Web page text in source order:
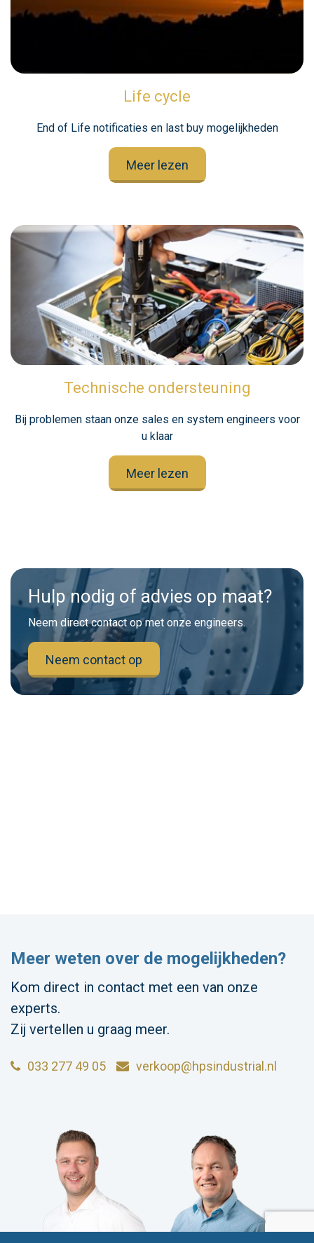
Life cycle
End of Life notificaties en last buy mogelijkheden
Meer lezen
Technische ondersteuning
Bij problemen staan onze sales en system engineers voor
u klaar
Meer lezen
Hulp nodig of advies op maat?
Neem direct contact op met onze engineers.
Neem contact op
Meer weten over de mogelijkheden?
Kom direct in contact met een van onze
experts.
Zij vertellen u graag meer.
033 277 49 05 verkoop@hpsindustrial.nl